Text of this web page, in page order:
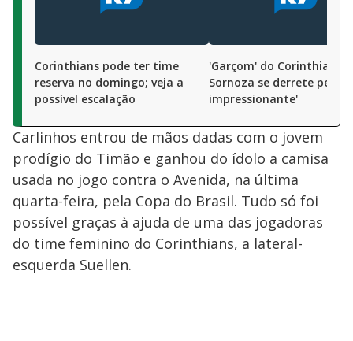
Corinthians pode ter time
reserva no domingo; veja a
possível escalação
'Garçom' do Corinthians,
Sornoza se derrete pela
impressionante'
Carlinhos entrou de mãos dadas com o jovem
prodígio do Timão e ganhou do ídolo a camisa
usada no jogo contra o Avenida, na última
quarta-feira, pela Copa do Brasil. Tudo só foi
possível graças à ajuda de uma das jogadoras
do time feminino do Corinthians, a lateral-
esquerda Suellen.